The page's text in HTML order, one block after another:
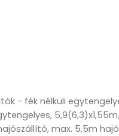
- fék nélküli
max. 5,5m